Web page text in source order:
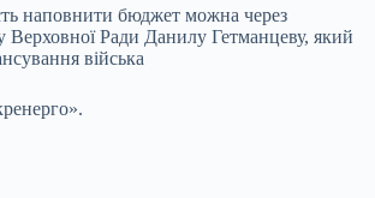
наповнити бюджет можна через
Верховної Ради Данилу Гетманцеву, який
війська